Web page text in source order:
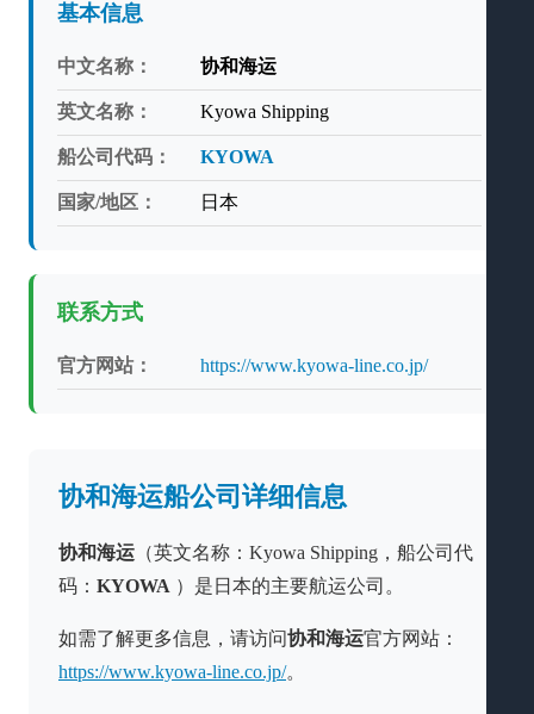
基本信息
中文名称： 协和海运
英文名称： Kyowa Shipping
船公司代码： KYOWA
国家/地区： 日本
联系方式
官方网站： https://www.kyowa-line.co.jp/
协和海运船公司详细信息
协和海运 （英文名称：Kyowa Shipping，船公司代
码： KYOWA ）是日本的主要航运公司。
如需了解更多信息，请访问协和海运官方网站：
https://www.kyowa-line.co.jp/。